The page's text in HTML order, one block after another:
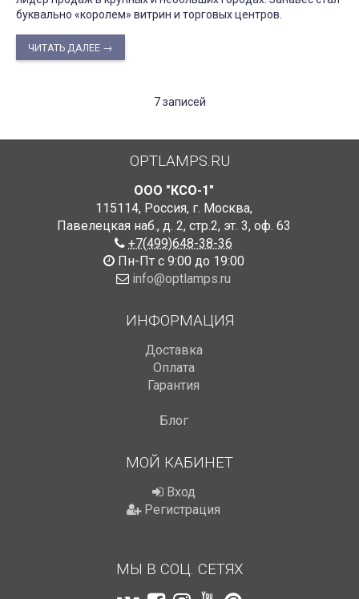
буквально «королем» витрин и торговых центров.
ЧИТАТЬ ДАЛЕЕ →
7 записей
OPTLAMPS.RU
ООО "КСО-1"
115114, Россия, г. Москва,
Павелецкая наб., д. 2, стр.2, эт. 3, оф. 63
+7(499)648-38-36
Пн-Пт с 9:00 до 19:00
info@optlamps.ru
ИНФОРМАЦИЯ
Доставка
Оплата
Гарантия
Блог
МОЙ КАБИНЕТ
Вход
Регистрация
МЫ В СОЦ. СЕТЯХ